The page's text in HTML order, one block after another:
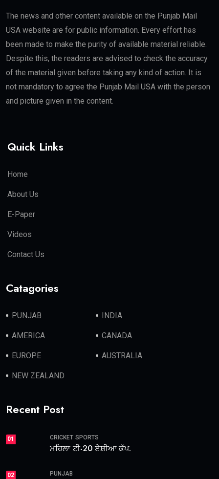
The news and other content available on the Punjab Mail
USA website are for public information. Every effort has
been made to make the purity of available material reliable.
Despite this, the readers are advised to check the accuracy
of the material given before taking any kind of action. It is
not mandatory to agree the Punjab Mail USA with the person
and picture given in the content.
Quick Links
Home
About Us
E-Paper
Videos
Contact Us
Catagories
PUNJAB INDIA
AMERICA CANADA
EUROPE AUSTRALIA
NEW ZEALAND
Recent Post
01 CRICKET SPORTS
ਮਹਿਲਾ ਟੀ-20 ਏਸ਼ੀਆ ਕੱਪ.
02 PUNJAB